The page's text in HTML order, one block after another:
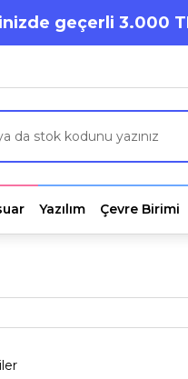
geçerli 3.000
Yazılım Çevre Birimi